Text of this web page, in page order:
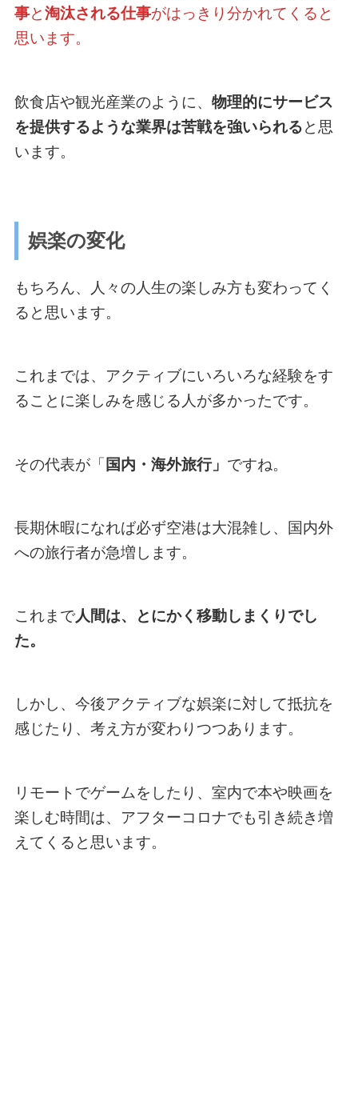
事と淘汰される仕事がはっきり分かれてくると
思います。
飲食店や観光産業のように、 物理的にサービス
を提供するような業界は苦戦を強いられると思
います。
娯楽の変化
もちろん、人々の人生の楽しみ方も変わってく
ると思います。
これまでは、アクティブにいろいろな経験をす
ることに楽しみを感じる人が多かったです。
その代表が「国内・海外旅行」 ですね。
長期休暇になれば必ず空港は大混雑し、国内外
への旅行者が急増します。
これまで人間は、とにかく移動しまくりでし
た。
しかし、今後アクティブな娯楽に対して抵抗を
感じたり、考え方が変わりつつあります。
リモートでゲームをしたり、室内で本や映画を
楽しむ時間は、アフターコロナでも引き続き増
えてくると思います。